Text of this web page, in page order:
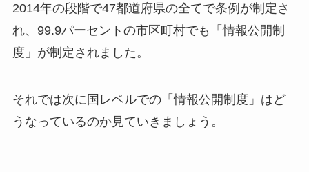
2014年の段階で47都道府県の全てで条例が制定さ
れ、99.9パーセントの市区町村でも「情報公開制
度」が制定されました。
それでは次に国レベルでの「情報公開制度」はど
うなっているのか見ていきましょう。